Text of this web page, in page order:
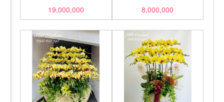
19,000,000 8,000,000